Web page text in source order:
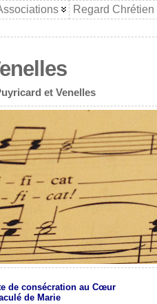
Regard Chrétien
et Venelles
de consécration au Cœur
de Marie